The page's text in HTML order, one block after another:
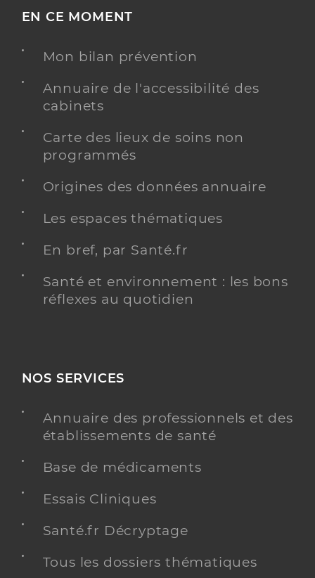
EN CE MOMENT
Mon bilan prévention
Annuaire de l'accessibilité des
cabinets
Carte des lieux de soins non
programmés
Origines des données annuaire
Les espaces thématiques
En bref, par Santé.fr
Santé et environnement : les bons
réflexes au quotidien
NOS SERVICES
Annuaire des professionnels et des
établissements de santé
Base de médicaments
Essais Cliniques
Santé.fr Décryptage
Tous les dossiers thématiques